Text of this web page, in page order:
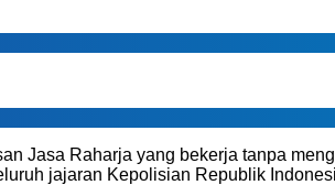
Jasa Raharja yang bekerja tanpa
jajaran Kepolisian Republik